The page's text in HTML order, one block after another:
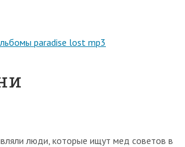
paradise lost mp3
люди, которые ищут мед советов в